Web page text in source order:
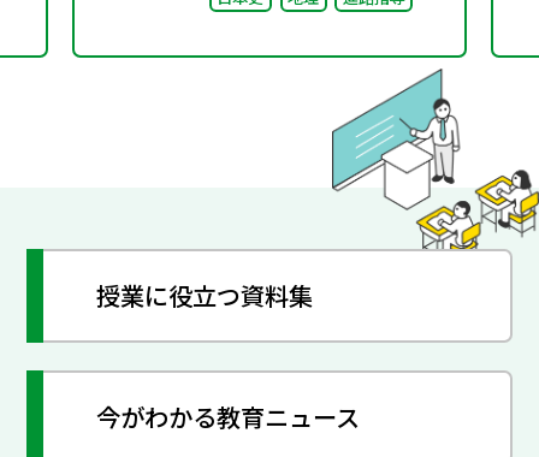
授業に役立つ資料集
今がわかる教育ニュース